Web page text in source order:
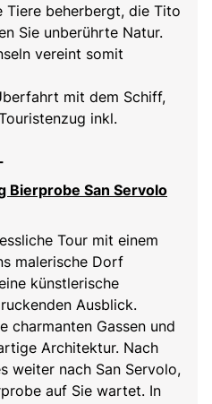
Tiere beherbergt, die Tito
Sie unberührte Natur.
vereint somit
mit dem Schiff,
inkl.
Bierprobe San Servolo
Tour mit einem
malerische Dorf
künstlerische
Ausblick.
charmanten Gassen und
Architektur. Nach
weiter nach San Servolo,
auf Sie wartet. In